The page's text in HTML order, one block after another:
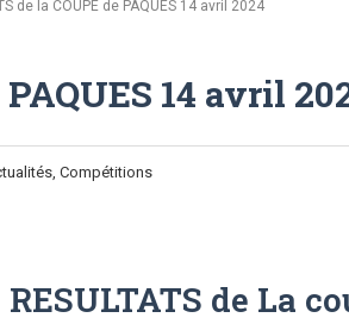
de la COUPE de PAQUES 14 avril 2024
14 avril
Compétitions
RESULTATS de La